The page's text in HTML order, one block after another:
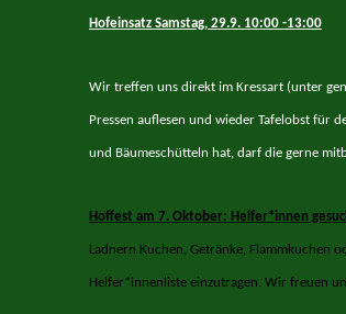
Hofeinsatz Samstag, 29.9. 10:00 -13:00
Wir treffen uns direkt im Kressart (unter
Pressen auflesen und wieder Tafelobst für
und Bäumeschütteln hat, darf die gerne
Hoffest am 7. Oktober: Helfer*innen
Ladnern Kuchen, Getränke, Flammkuchen
Helfer*innenliste einzutragen. Wir freuen